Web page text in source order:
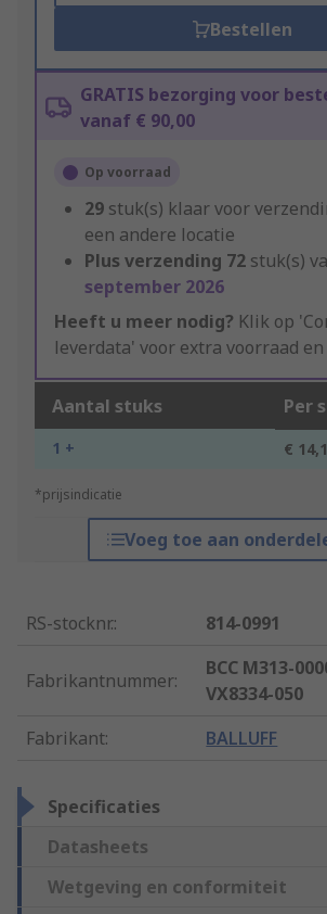
Bestellen
GRATIS bezorging voor
vanaf € 90,00
Op voorraad
29 stuk(s) klaar voor
een andere locatie
Plus verzending 72 stuk(s)
september 2026
Heeft u meer nodig? Klik op
leverdata' voor extra voorraad
Aantal stuks Per
1 + €
*prijsindicatie
Voeg toe aan
RS-stocknr.: 814-0991
Fabrikantnummer:
BCC M313-
VX8334-050
Fabrikant: BALLUFF
Specificaties
Datasheets
Wetgeving en conformiteit